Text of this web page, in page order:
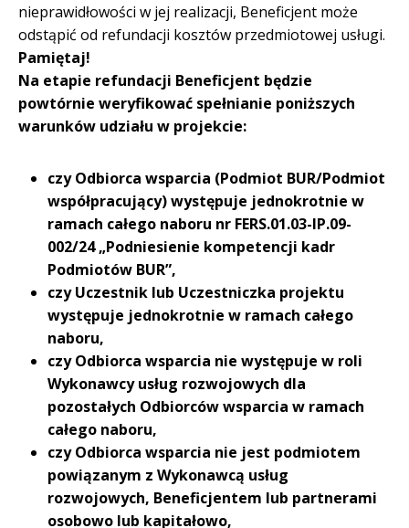
nieprawidłowości w jej realizacji, Beneficjent może
odstąpić od refundacji kosztów przedmiotowej usługi.
Pamiętaj!
Na etapie refundacji Beneficjent będzie
powtórnie weryfikować spełnianie poniższych
warunków udziału w projekcie:
czy Odbiorca wsparcia (Podmiot BUR/Podmiot
współpracujący) występuje jednokrotnie w
ramach całego naboru nr FERS.01.03-IP.09-
002/24 „Podniesienie kompetencji kadr
Podmiotów BUR”,
czy Uczestnik lub Uczestniczka projektu
występuje jednokrotnie w ramach całego
naboru,
czy Odbiorca wsparcia nie występuje w roli
Wykonawcy usług rozwojowych dla
pozostałych Odbiorców wsparcia w ramach
całego naboru,
czy Odbiorca wsparcia nie jest podmiotem
powiązanym z Wykonawcą usług
rozwojowych, Beneficjentem lub partnerami
osobowo lub kapitałowo,